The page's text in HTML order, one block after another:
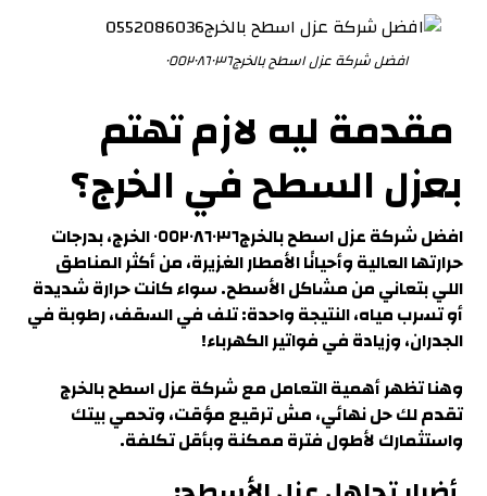
افضل شركة عزل اسطح بالخرج٠٥٥٢٠٨٦٠٣٦
مقدمة ليه لازم تهتم
بعزل السطح في الخرج؟
افضل شركة عزل اسطح بالخرج٠٥٥٢٠٨٦٠٣٦ الخرج، بدرجات
حرارتها العالية وأحيانًا الأمطار الغزيرة،من أكثر المناطق
اللي بتعاني من مشاكل الأسطح. سواء كانت حرارة شديدة
أو تسرب مياه، النتيجة واحدة: تلف في السقف، رطوبة في
الجدران، وزيادة في فواتير الكهرباء!
وهنا تظهر أهمية التعامل مع شركة عزل اسطح بالخرج
تقدم لك حل نهائي، مش ترقيع مؤقت، وتحمي بيتك
واستثمارك لأطول فترة ممكنة وبأقل تكلفة.